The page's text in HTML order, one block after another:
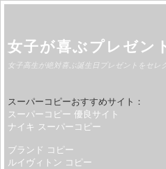
女子が喜ぶプレゼン
女子高生が絶対喜ぶ誕生日プレゼントをセレ
スーパーコピーおすすめサイト：
スーパーコピー 優良サイト
ナイキ スーパーコピー
ブランド コピー
ルイヴィトン コピー